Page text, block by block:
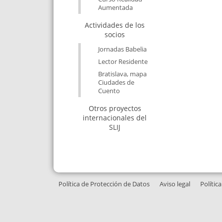
Aumentada
Actividades de los
socios
Jornadas Babelia
Lector Residente
Bratislava, mapa
Ciudades de
Cuento
Otros proyectos
internacionales del
SLIJ
Política de Protección de Datos Aviso legal